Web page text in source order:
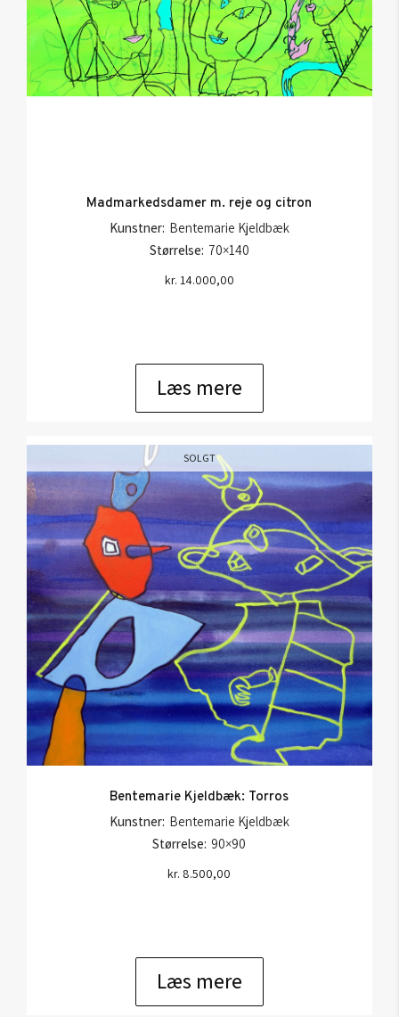
Madmarkedsdamer m. reje og citron
Kunstner: Bentemarie Kjeldbæk
Størrelse: 70×140
kr. 14.000,00
Læs mere
Bentemarie Kjeldbæk: Torros
Kunstner: Bentemarie Kjeldbæk
Størrelse: 90×90
kr. 8.500,00
SOLGT
Læs mere